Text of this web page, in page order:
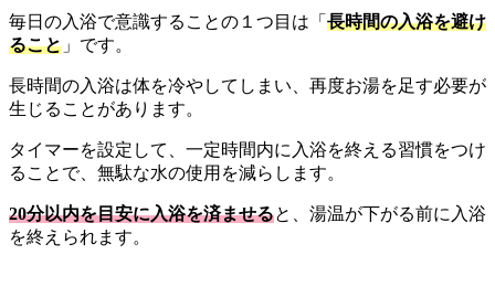
毎日の入浴で意識することの１つ目は「 長時間の入浴を避け
ること 」です。
長時間の入浴は体を冷やしてしまい、再度お湯を足す必要が
生じることがあります。
タイマーを設定して、一定時間内に入浴を終える習慣をつけ
ることで、無駄な水の使用を減らします。
20分以内を目安に入浴を済ませると、湯温が下がる前に入浴
を終えられます。